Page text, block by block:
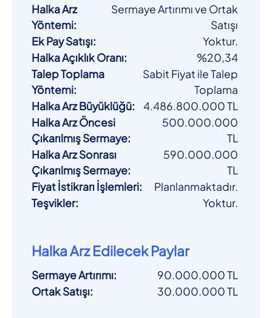
Halka Arz
Yöntemi:
Sermaye Artırımı ve Ortak
Satışı
Ek Pay Satışı:
Yoktur.
Halka Açıklık Oranı:
%20,34
Talep Toplama
Yöntemi:
Sabit Fiyat ile Talep
Toplama
Halka Arz Büyüklüğü:
4.486.800.000 TL
Halka Arz Öncesi
Çıkarılmış Sermaye:
500.000.000
TL
Halka Arz Sonrası
Çıkarılmış Sermaye:
590.000.000
TL
Fiyat İstikrarı İşlemleri:
Planlanmaktadır.
Teşvikler: Yoktur.
Halka Arz Edilecek Paylar
Sermaye Artırımı:
90.000.000 TL
Ortak Satışı: 30.000.000 TL